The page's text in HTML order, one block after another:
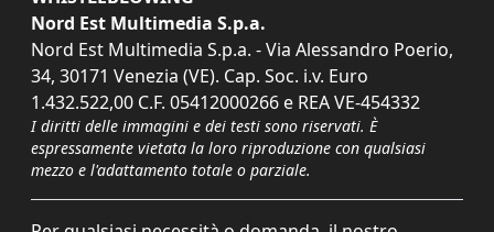
Nord Est Multimedia S.p.a.
Nord Est Multimedia S.p.a. - Via Alessandro Poerio,
34, 30171 Venezia (VE). Cap. Soc. i.v. Euro
1.432.522,00 C.F. 05412000266 e REA VE-454332
I diritti delle immagini e dei testi sono riservati. È
espressamente vietata la loro riproduzione con qualsiasi
mezzo e l'adattamento totale o parziale.